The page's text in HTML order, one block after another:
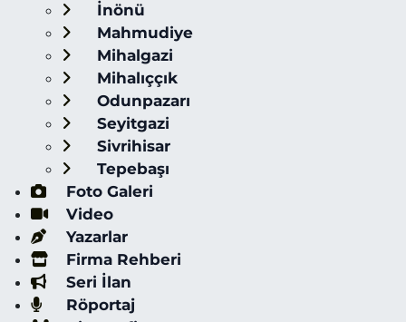
İnönü
Mahmudiye
Mihalgazi
Mihalıççık
Odunpazarı
Seyitgazi
Sivrihisar
Tepebaşı
Foto Galeri
Video
Yazarlar
Firma Rehberi
Seri İlan
Röportaj